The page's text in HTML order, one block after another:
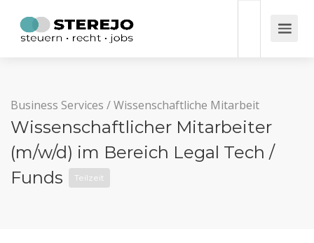
Business Services /Wissenschaftliche Mitarbeit
Wissenschaftlicher Mitarbeiter
(m/w/d) im Bereich Legal Tech /
Funds
Teilzeit